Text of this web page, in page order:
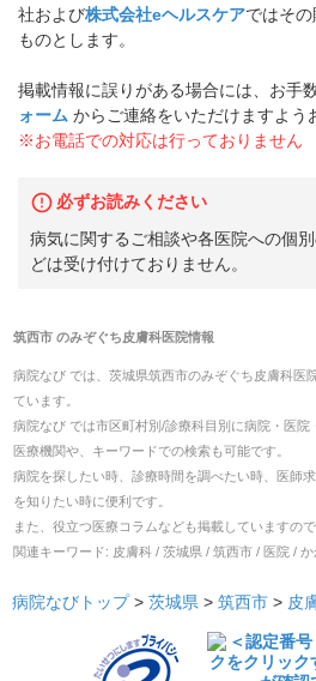
社および株式会社eヘルスケアではそ
ものとします。
掲載情報に誤りがある場合には、お手
ォーム からご連絡をいただけますよう
※お電話での対応は行っておりません
必ずお読みください
病気に関するご相談や各医院への個
どは受け付けておりません。
筑西市のみぞぐち皮膚科医院情報
病院なび では、 茨城県筑西市のみぞぐち皮膚科医
ています。
病院なび では市区町村別/診療科目別に病院・医
医療機関や、キーワードでの検索も可能です。
病院を探したい時、診療時間を調べたい時、医師
を知りたい時に便利です。
また、役立つ医療コラムなども掲載していますの
関連キーワード: 皮膚科 / 茨城県 / 筑西市 / 医院 /
病院なびトップ > 茨城県 > 筑西市 > 皮